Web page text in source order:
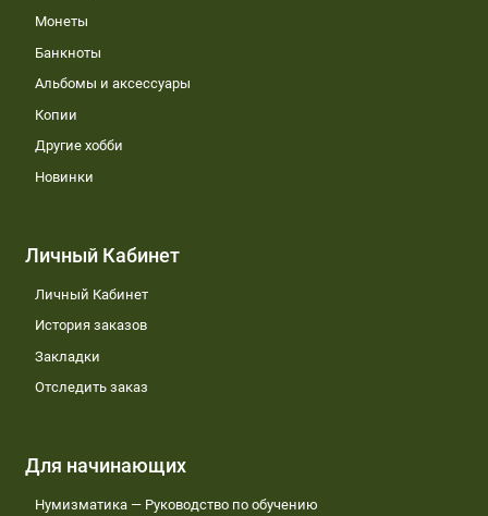
Монеты
Банкноты
Альбомы и аксессуары
Копии
Другие хобби
Новинки
Личный Кабинет
Личный Кабинет
История заказов
Закладки
Отследить заказ
Для начинающих
Нумизматика — Руководство по обучению